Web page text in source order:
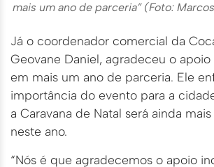
mais um ano de parceria” (Foto:
Já o coordenador comercial da
Geovane Daniel, agradeceu o
em mais um ano de parceria. Ele
importância do evento para a
a Caravana de Natal será ainda
neste ano.
“Nós é que agradecemos o apoio